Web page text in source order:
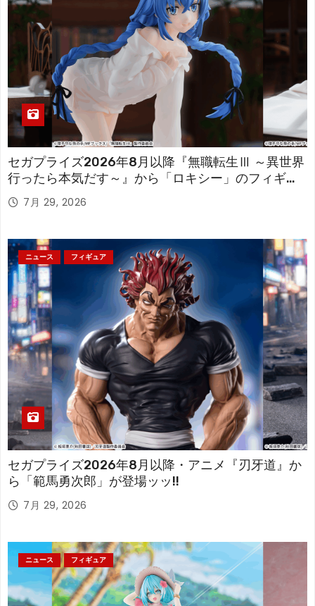
セガプライズ2026年8月以降『無職転生Ⅲ ～異世界
行ったら本気だす～』から「ロキシー」のフィギュ
アが登場！
7月 29, 2026
ニュース フィギュア
セガプライズ2026年8月以降・アニメ『刃牙道』か
ら「範馬勇次郎」が登場ッッ!!
7月 29, 2026
ニュース フィギュア